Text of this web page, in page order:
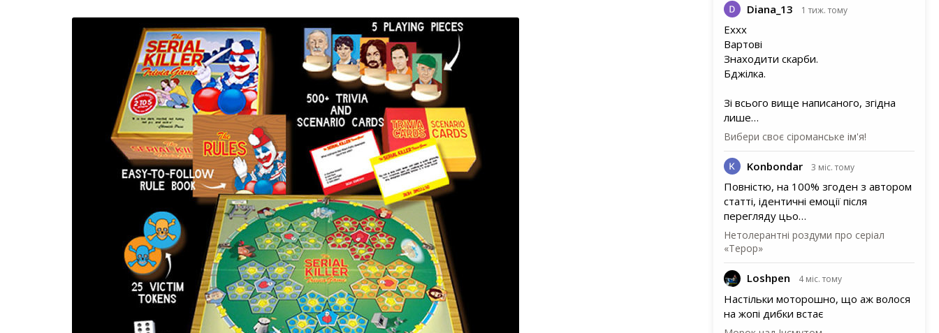
Diana_13 1 тиж. тому
Еххх
Вартові
Знаходити скарби.
Бджілка.
Зі всього вище написаного, згідна
лише…
Вибери своє сіроманське ім'я!
Konbondar 3 міс. тому
Повністю, на 100% згоден з автором
статті, ідентичні емоції після
перегляду цьо…
Нетолерантні роздуми про серіал
«Терор»
Loshpen 4 міс. тому
Настільки моторошно, що аж волося
на жопі дибки встає